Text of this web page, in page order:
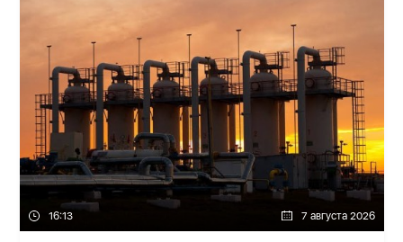
16:13 7 августа 2026